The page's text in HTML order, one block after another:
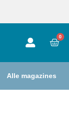
0
Alle magazines